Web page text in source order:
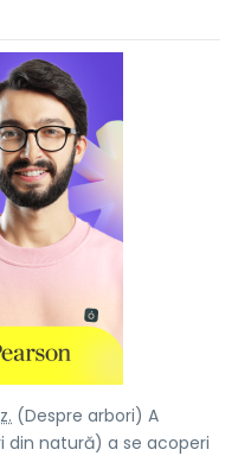
(Despre arbori) A
din natură) a se acoperi